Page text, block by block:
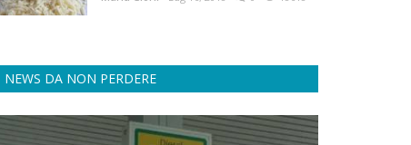
NEWS DA NON PERDERE